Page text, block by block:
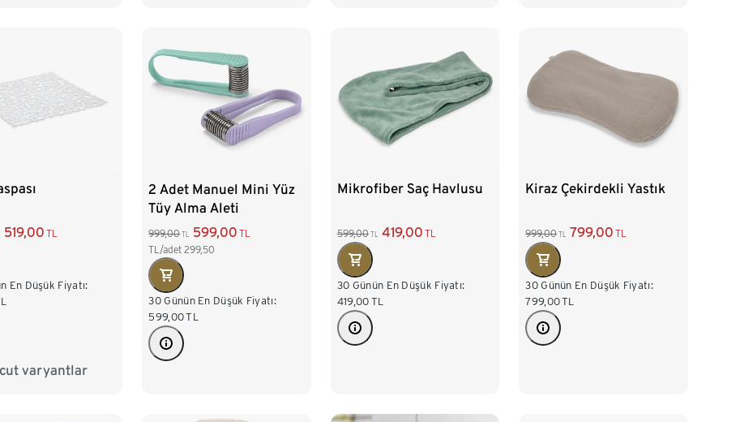
519,00 TL
En Düşük Fiyatı:
varyantlar
2 Adet Manuel Mini Yüz
Tüy Alma Aleti
999,00 TL 599,00 TL
TL/adet299,50
30 Günün En Düşük Fiyatı:
599,00TL
Mikrofiber Saç Havlusu
599,00 TL 419,00 TL
30 Günün En Düşük Fiyatı:
419,00 TL
Kiraz Çekirdekli Yastık
999,00 TL 799,00 TL
30 Günün En Düşük Fiyatı:
799,00TL